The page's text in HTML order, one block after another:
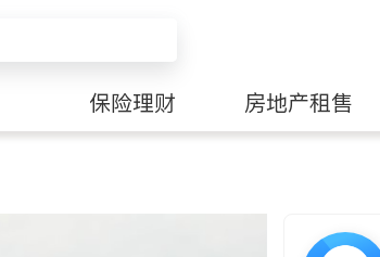
保险理财 房地产租售